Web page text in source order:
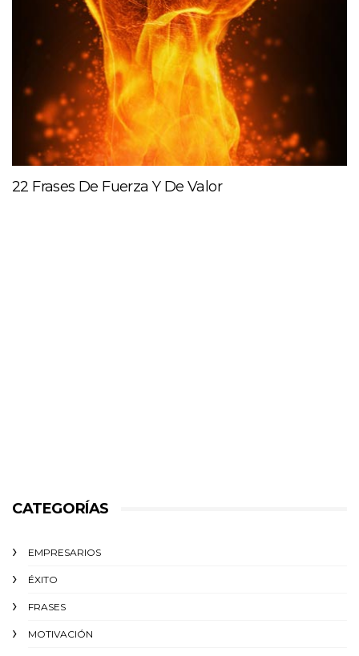
22 Frases De Fuerza Y De Valor
CATEGORÍAS
EMPRESARIOS
ÉXITO‬
FRASES
MOTIVACIÓN